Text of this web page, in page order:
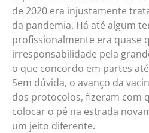
de 2020 era injustamente
da pandemia. Há até algum
profissionalmente era quase
irresponsabilidade pela
o que concordo em partes
Sem dúvida, o avanço da
dos protocolos, fizeram com
colocar o pé na estrada
um jeito diferente.